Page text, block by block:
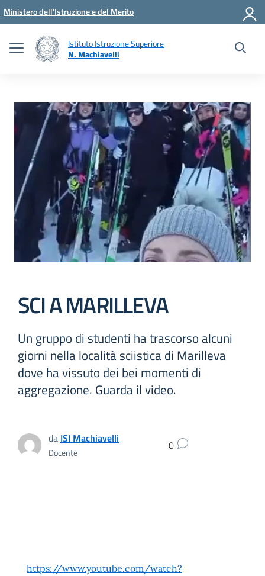
Vai ai contenuti
Vai al menu di navigazione
Vai al footer
Ministero dell'Istruzione e del Merito
Istituto Istruzione Superiore
N. Machiavelli
SCI A MARILLEVA
Un gruppo di studenti ha trascorso alcuni
giorni nella località sciistica di Marilleva
dove ha vissuto dei bei momenti di
aggregazione. Guarda il video.
da ISI Machiavelli
Docente 0
https://www.youtube.com/watch?